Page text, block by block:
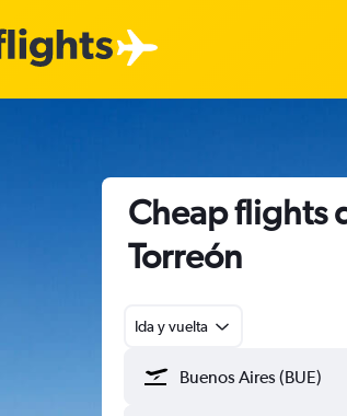
Cheap flights
Torreón
Ida y vuelta